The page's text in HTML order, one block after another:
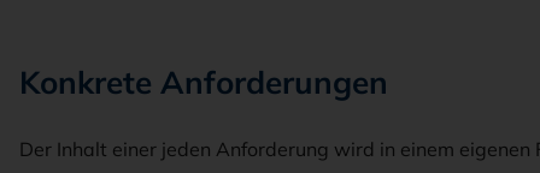
Konkrete Anforderungen
Der Inhalt einer jeden Anforderung wird in einem